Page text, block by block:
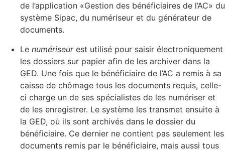
de l’application «Gestion des bénéficiaires de l’AC» du
système Sipac, du numériseur et du générateur de
documents.
Le numériseurest utilisé pour saisir électroniquement
les dossiers sur papier afin de les archiver dans la
GED. Une fois que le bénéficiaire de l’AC a remis à sa
caisse de chômage tous les documents requis, celle-
ci charge un de ses spécialistes de les numériser et
de les enregistrer. Le système les transmet ensuite à
la GED, où ils sont archivés dans le dossier du
bénéficiaire. Ce dernier ne contient pas seulement les
documents remis par le bénéficiaire, mais aussi tous